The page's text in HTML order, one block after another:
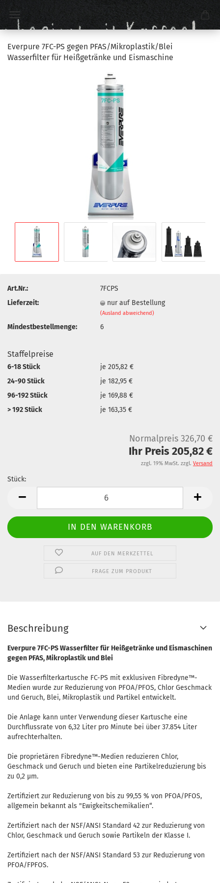
Everpure 7FC-PS gegen PFAS/Mikroplastik/Blei
Wasserfilter für Heißgetränke und Eismaschine
Art.Nr.:
7FCPS
Lieferzeit:
nur auf Bestellung
(Ausland abweichend)
Mindestbestellmenge: 6
Staffelpreise
6-18 Stück
je 205,82 €
24-90 Stück
je 182,95 €
96-192 Stück
je 169,88 €
> 192 Stück
je 163,35 €
Normalpreis 326,70 €
Ihr Preis 205,82 €
zzgl. 19% MwSt. zzgl. Versand
Stück:
AUF DEN MERKZETTEL
FRAGE ZUM PRODUKT
Beschreibung
Everpure 7FC-PS Wasserfilter für Heißgetränke und Eismaschinen
gegen PFAS, Mikroplastik und Blei
Die Wasserfilterkartusche FC-PS mit exklusiven Fibredyne™-
Medien wurde zur Reduzierung von PFOA/PFOS, Chlor Geschmack
und Geruch, Blei, Mikroplastik und Partikel entwickelt.
Die Anlage kann unter Verwendung dieser Kartusche eine
Durchflussrate von 6,32 Liter pro Minute bei über 37.854 Liter
aufrechterhalten.
Die proprietären Fibredyne™-Medien reduzieren Chlor,
Geschmack und Geruch und bieten eine Partikelreduzierung bis
zu 0,2 µm.
Zertifiziert zur Reduzierung von bis zu 99,55 % von PFOA/PFOS,
allgemein bekannt als "Ewigkeitschemikalien“.
Zertifiziert nach der NSF/ANSI Standard 42 zur Reduzierung von
Chlor, Geschmack und Geruch sowie Partikeln der Klasse I.
Zertifiziert nach der NSF/ANSI Standard 53 zur Reduzierung von
PFOA/FPFOS.